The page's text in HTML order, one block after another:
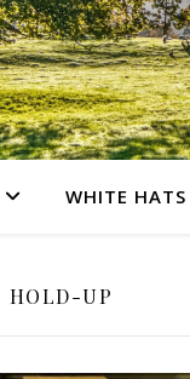
WHITE HATS
HOLD-UP